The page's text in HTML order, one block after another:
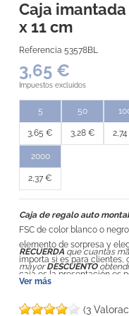
Caja
x 11 cm
Referencia 53578BL
3,65 €
Impuestos excluidos
5
3,65 €
50
3,28 €
2000
2,37 €
Caja de regalo auto
FSC de color blanco o
elemento de sorpresa y
importa si es para clientes,
caja es la presentación es
que represente tu marca.
RECUERDA que cuantas
mayorDESCUENTO
Ver más
(3